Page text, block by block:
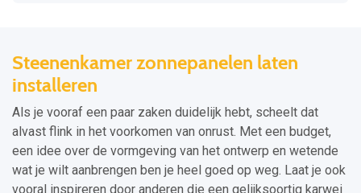
Steenenkamer zonnepanelen laten
installeren
Als je vooraf een paar zaken duidelijk hebt, scheelt dat
alvast flink in het voorkomen van onrust. Met een budget,
een idee over de vormgeving van het ontwerp en wetende
wat je wilt aanbrengen ben je heel goed op weg. Laat je ook
vooral inspireren door anderen die een gelijksoortig karwei